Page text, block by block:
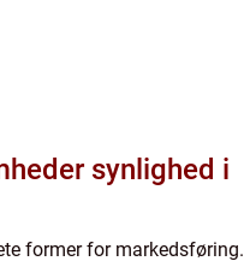
synlighed i
former for markedsføring.